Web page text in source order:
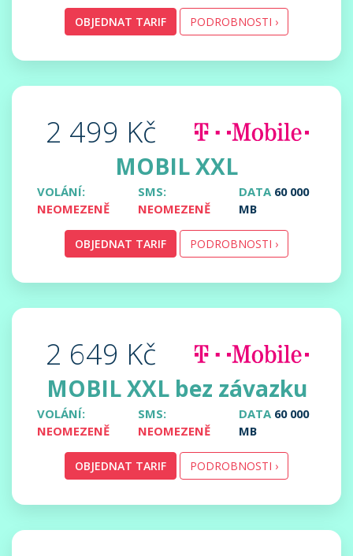
OBJEDNAT TARIF PODROBNOSTI ›
2 499 Kč
MOBIL XXL
VOLÁNÍ:
NEOMEZENĚ
SMS:
NEOMEZENĚ
DATA 60 000
MB
OBJEDNAT TARIF PODROBNOSTI ›
2 649 Kč
MOBIL XXL bez závazku
VOLÁNÍ:
NEOMEZENĚ
SMS:
NEOMEZENĚ
DATA 60 000
MB
OBJEDNAT TARIF PODROBNOSTI ›